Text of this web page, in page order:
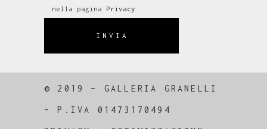
nella pagina Privacy
INVIA
© 2019 – GALLERIA GRANELLI
–P.IVA 01473170494